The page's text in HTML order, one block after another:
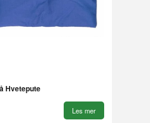
Hvetepute
Les mer